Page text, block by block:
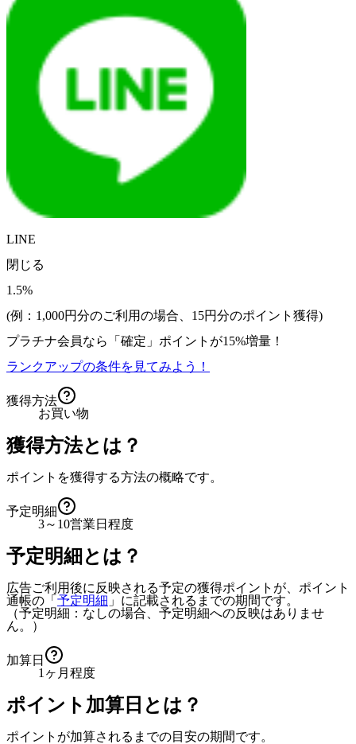
LINE
閉じる
1.5%
(例：1,000円分のご利用の場合、 15円分のポイント獲得)
プラチナ会員なら
「確定」 ポイントが15%増量！
ランクアップの条件を見てみよう！
獲得方法
お買い物
獲得方法とは？
ポイントを獲得する方法の概略です。
予定明細
3～10営業日程度
予定明細とは？
広告ご利用後に反映される予定の獲得ポイントが、ポイント
通帳の「 予定明細 」に記載されるまでの期間です。
（予定明細：なしの場合、予定明細への反映はありませ
ん。）
加算日
1ヶ月程度
ポイント加算日とは？
ポイントが加算されるまでの目安の期間です。